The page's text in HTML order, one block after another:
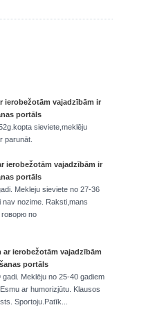
ierobežotām vajadzībām ir
portāls
sieviete,meklēju
parunāt.
ierobežotām vajadzībām ir
portāls
Mekleju sieviete no 27-36
nav nozime. Raksti,mans
по
ar ierobežotām vajadzībām
portāls
Meklēju no 25-40 gadiem
ar humorizjūtu. Klausos
Sportoju.Patīk...